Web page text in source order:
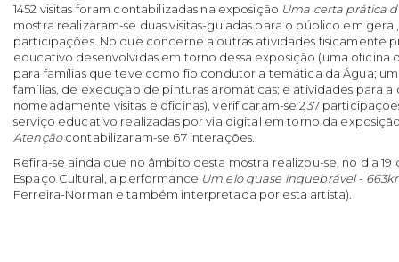
1452 visitas foram contabilizadas na exposição Uma certa prática
mostra realizaram-se duas visitas-guiadas para o público em
participações. No que concerne a outras atividades fisicamente
educativo desenvolvidas em torno dessa exposição (uma oficina
para famílias que teve como fio condutor a temática da Água;
famílias, de execução de pinturas aromáticas; e atividades para
nomeadamente visitas e oficinas), verificaram-se 237
serviço educativo realizadas por via digital em torno da
Atençãocontabilizaram-se 67 interações.
Refira-se ainda que no âmbito desta mostra realizou-se, no dia
Espaço Cultural, a performance Um elo quase inquebrável -
Ferreira-Norman e também interpretada por esta artista).